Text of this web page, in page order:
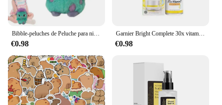
€0.98
Garnier Bright Complete 30x vitamina C niacinamida Booster suero blanqueamiento tono de piel esencia desvanecimiento acné marca productos de belleza 30ml
€0.98